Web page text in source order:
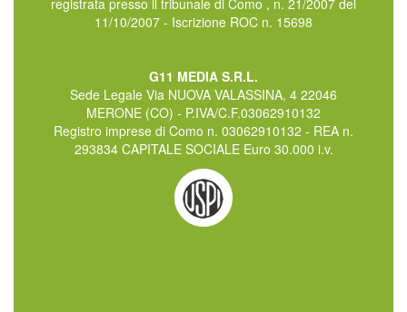
registrata presso il tribunale di Como , n. 21/2007 del
11/10/2007 - Iscrizione ROC n. 15698
G11 MEDIA S.R.L.
Sede Legale Via NUOVA VALASSINA, 4 22046
MERONE (CO) - P.IVA/C.F.03062910132
Registro imprese di Como n. 03062910132 - REA n.
293834 CAPITALE SOCIALE Euro 30.000 i.v.